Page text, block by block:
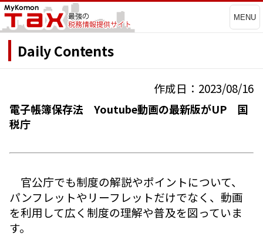
MENU
Daily Contents
作成日：2023/08/16
電子帳簿保存法 Youtube動画の最新版がUP 国
税庁
官公庁でも制度の解説やポイントについて、
パンフレットやリーフレットだけでなく、動画
を利用して広く制度の理解や普及を図っていま
す。